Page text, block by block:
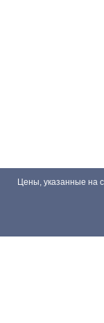
Цены, указанные на